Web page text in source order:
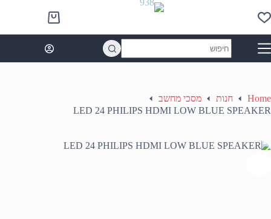
to
content
Shopping
cart
results
Home חנות
מסכי מחשב
LED 24 PHILIPS HDMI LOW BLUE SPEAKER